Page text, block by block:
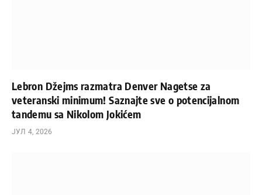
Lebron Džejms razmatra Denver Nagetse za
veteranski minimum! Saznajte sve o potencijalnom
tandemu sa Nikolom Jokićem
ЈУЛ 4, 2026